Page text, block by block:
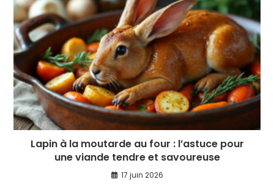
Lapin à la moutarde au four : l’astuce pour
une viande tendre et savoureuse
17 juin 2026